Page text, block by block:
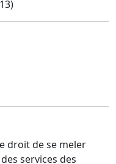
droit de se meler
services des